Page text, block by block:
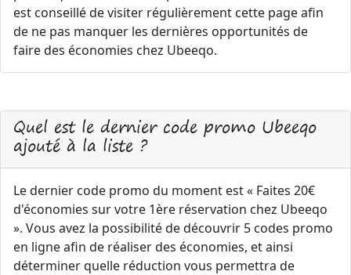
est conseillé de visiter régulièrement cette page afin
de ne pas manquer les dernières opportunités de
faire des économies chez Ubeeqo.
Quel est le dernier code promo Ubeeqo
ajouté à la liste ?
Le dernier code promo du moment est « Faites 20€
d'économies sur votre 1ère réservation chez Ubeeqo
». Vous avez la possibilité de découvrir 5 codes promo
en ligne afin de réaliser des économies, et ainsi
déterminer quelle réduction vous permettra de